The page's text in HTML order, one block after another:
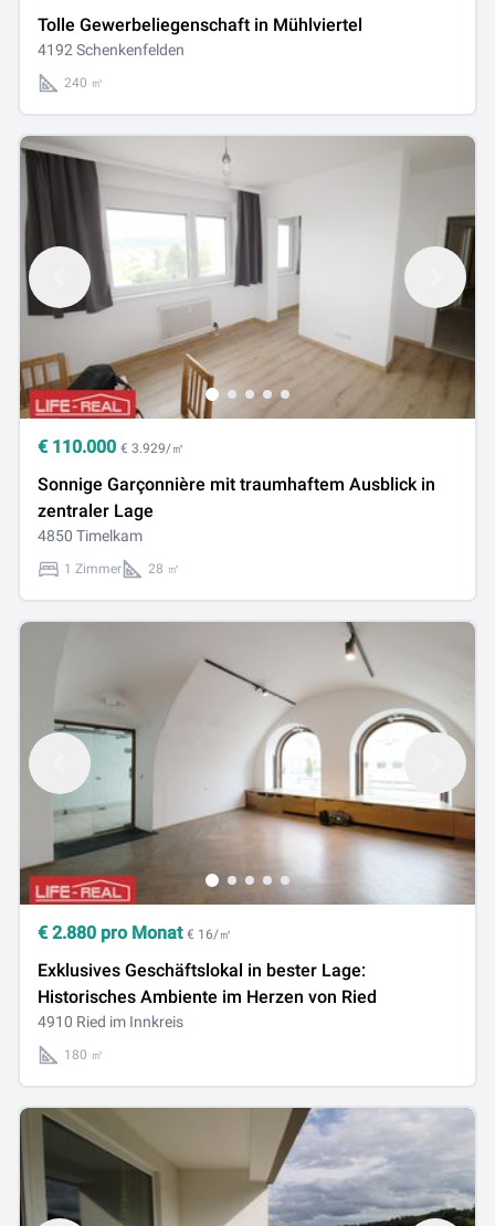
Tolle Gewerbeliegenschaft in Mühlviertel
4192 Schenkenfelden
240 ㎡
€ 110.000 € 3.929/㎡
Sonnige Garçonnière mit traumhaftem Ausblick in
zentraler Lage
4850 Timelkam
1 Zimmer 28 ㎡
€ 2.880 pro Monat € 16/㎡
Exklusives Geschäftslokal in bester Lage:
Historisches Ambiente im Herzen von Ried
4910 Ried im Innkreis
180 ㎡